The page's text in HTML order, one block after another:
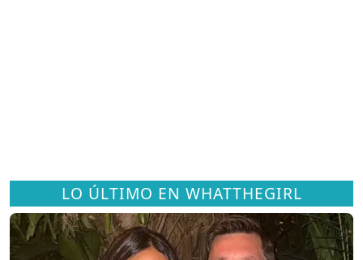
LO ÚLTIMO EN WHATTHEGIRL